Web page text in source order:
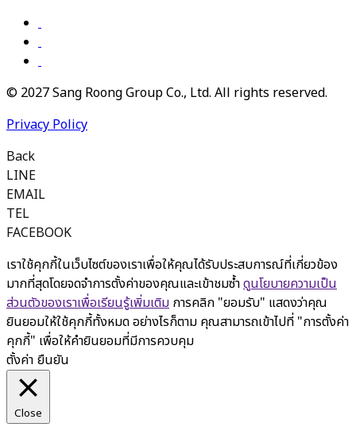
© 2027 Sang Roong Group Co., Ltd. All rights reserved.
Privacy Policy
Back
LINE
EMAIL
TEL
FACEBOOK
เราใช้คุกกี้ในเว็บไซต์ของเราเพื่อให้คุณได้รับประสบการณ์ที่เกี่ยวข้อง
มากที่สุดโดยจดจำการตั้งค่าของคุณและเข้าชมซ้ำดูนโยบายความเป็น
ส่วนตัวของเราเพื่อเรียนรู้เพิ่มเติม การคลิก "ยอมรับ" แสดงว่าคุณ
ยินยอมให้ใช้คุกกี้ทั้งหมด อย่างไรก็ตาม คุณสามารถเข้าไปที่ "การตั้งค่า
คุกกี้" เพื่อให้คำยินยอมที่มีการควบคุม
ตั้งค่า ยืนยัน
Close